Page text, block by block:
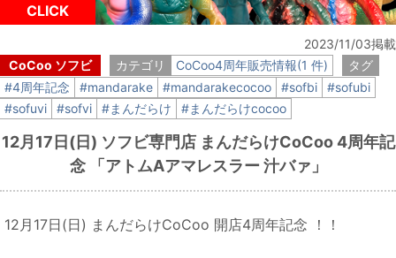
CLICK
CoCoo ソフビ カテゴリ CoCoo4周年販売情報(1 件)
タグ
#4周年記念
#mandarake #mandarakecocoo #sofbi
#sofubi
#sofuvi
#sofvi #まんだらけ #まんだらけcocoo
2023/11/03掲載
12月17日(日) ソフビ専門店 まんだらけCoCoo 4周年記
念 「アトムAアマレスラー 汁バァ」
12月17日(日) まんだらけCoCoo 開店4周年記念 ！！